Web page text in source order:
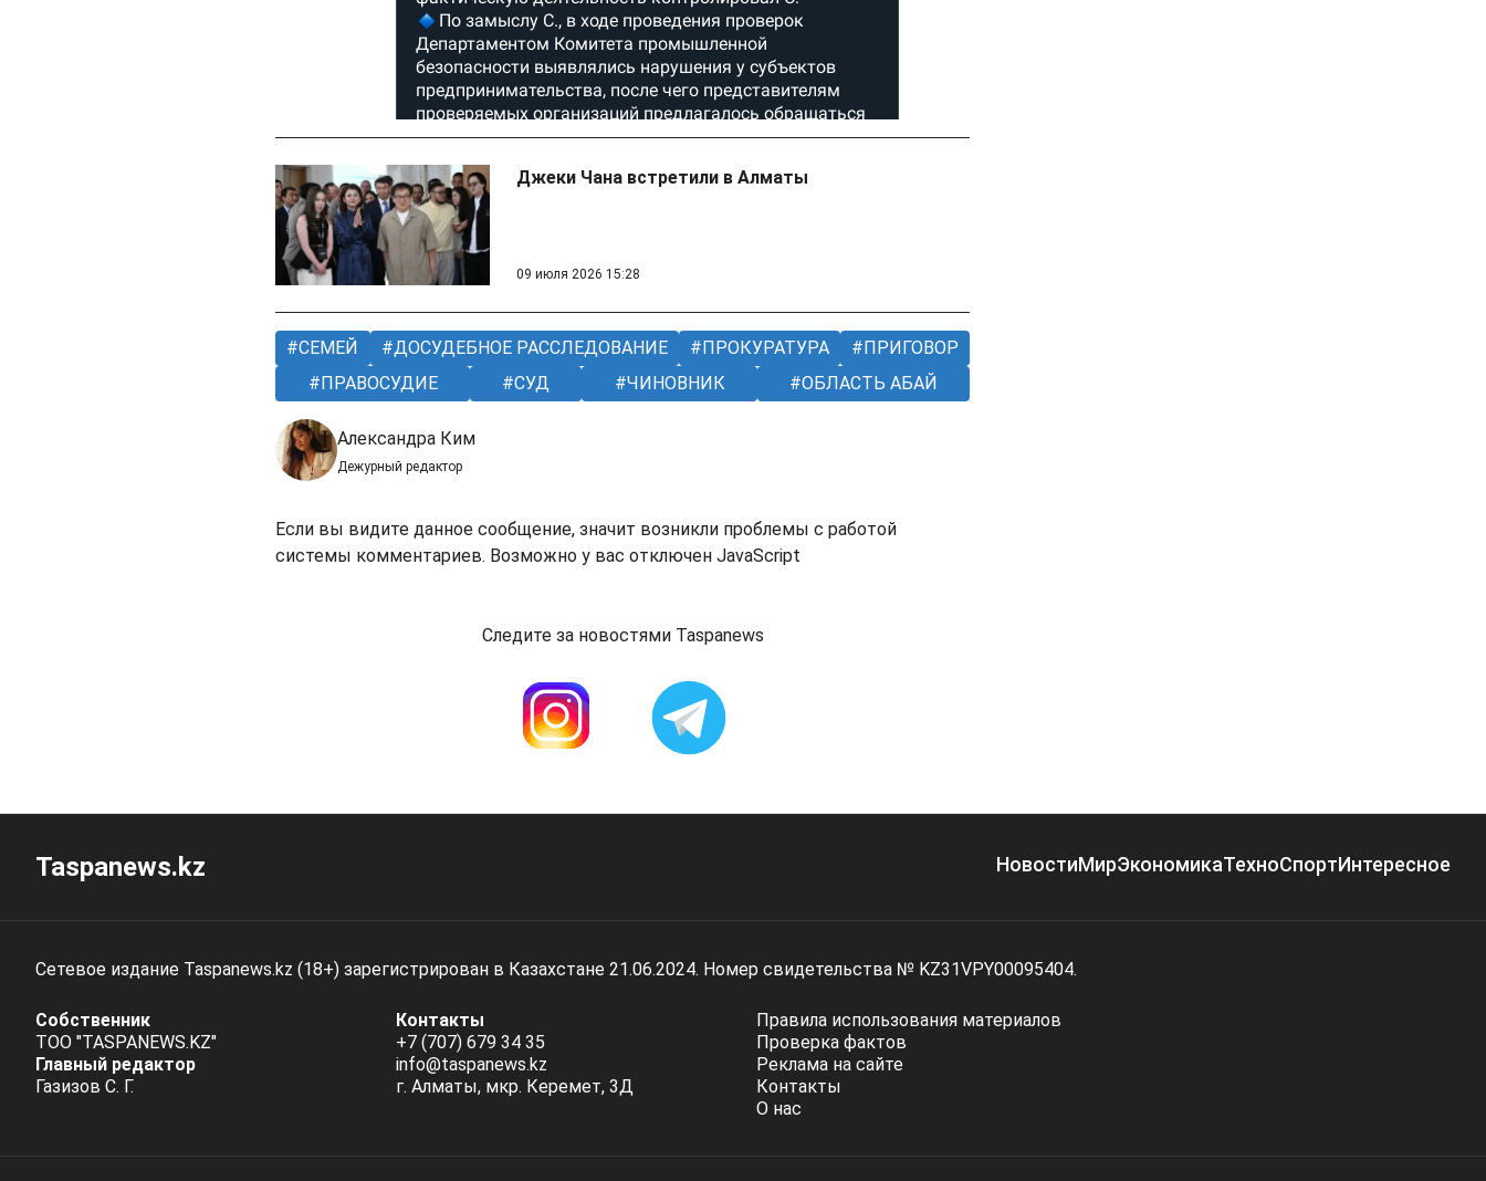
Джеки Чана встретили в Алматы
09 июля 2026 15:28
СЕМЕЙ ДОСУДЕБНОЕ РАССЛЕДОВАНИЕ ПРОКУРАТУРА
ПРИГОВОР
ПРАВОСУДИЕ
СУД ЧИНОВНИК ОБЛАСТЬ АБАЙ
Александра Ким
Дежурный редактор
Если вы видите данное сообщение, значит возникли проблемы с работой
системы комментариев. Возможно у вас отключен JavaScript
Следите за новостями Taspanews
Taspanews.kz НовостиМирЭкономикаТехноСпортИнтересное
Сетевое издание Taspanews.kz (18+) зарегистрирован в Казахстане 21.06.2024. Номер свидетельства № KZ31VPY00095404.
Собственник
ТОО "TASPANEWS.KZ"
Главный редактор
Газизов С. Г.
Контакты
+7 (707) 679 34 35
info@taspanews.kz
г. Алматы, мкр. Керемет, 3Д
Правила использования материалов
Проверка фактов
Реклама на сайте
Контакты
О нас